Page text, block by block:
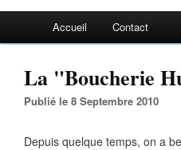
Accueil Contact
La "Boucherie
Publié le 8 Septembre 2010
Depuis quelque temps, on a